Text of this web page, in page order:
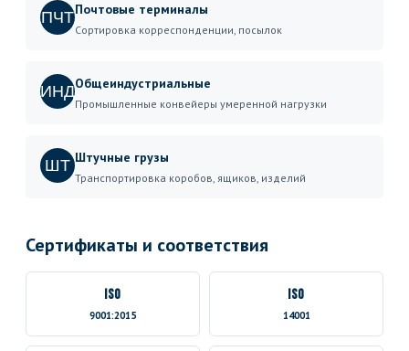
ПЧТПочтовые терминалы
Сортировка корреспонденции, посылок
ИНДОбщеиндустриальные
Промышленные конвейеры умеренной нагрузки
ШТ Штучные грузы
Транспортировка коробов, ящиков, изделий
Сертификаты и соответствия
ISO
9001:2015
ISO
14001